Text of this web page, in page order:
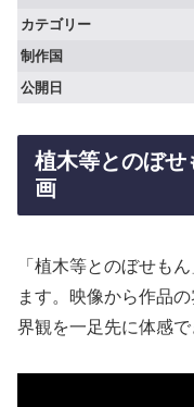
カテゴリー
制作国
公開日
植木等とのぼせ
画
「植木等とのぼせも
ます。映像から作品
界観を一足先に体感で